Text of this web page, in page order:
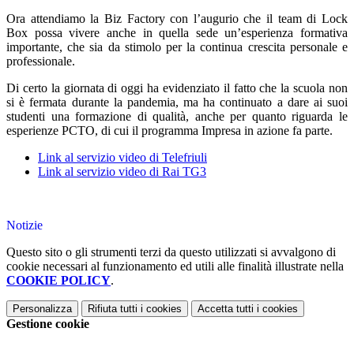
Ora attendiamo la Biz Factory con l’augurio che il team di Lock
Box possa vivere anche in quella sede un’esperienza formativa
importante, che sia da stimolo per la continua crescita personale e
professionale.
Di certo la giornata di oggi ha evidenziato il fatto che la scuola non
si è fermata durante la pandemia, ma ha continuato a dare ai suoi
studenti una formazione di qualità, anche per quanto riguarda le
esperienze PCTO, di cui il programma Impresa in azione fa parte.
Link al servizio video di Telefriuli
Link al servizio video di Rai TG3
Notizie
Questo sito o gli strumenti terzi da questo utilizzati si avvalgono di
cookie necessari al funzionamento ed utili alle finalità illustrate nella
COOKIE POLICY.
Personalizza Rifiuta tutti i cookies Accetta tutti i cookies
Gestione cookie